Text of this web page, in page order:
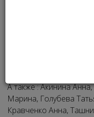
А также : Акинина
Марина, Голубева
Кравченко Анна,